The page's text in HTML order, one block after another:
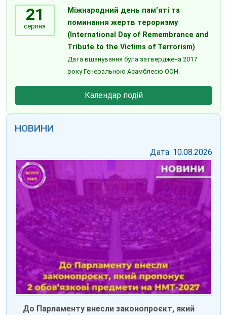
21
серпня
Міжнародний день пам’яті та
поминання жертв тероризму
(International Day of Remembrance and
Tribute to the Victims of Terrorism)
Дата вшанування була затверджена 2017
року Генеральною Асамблеєю ООН.
Календар подій
НОВИНИ
Дата: 10.08.2026
До Парламенту внесли законопроєкт, який